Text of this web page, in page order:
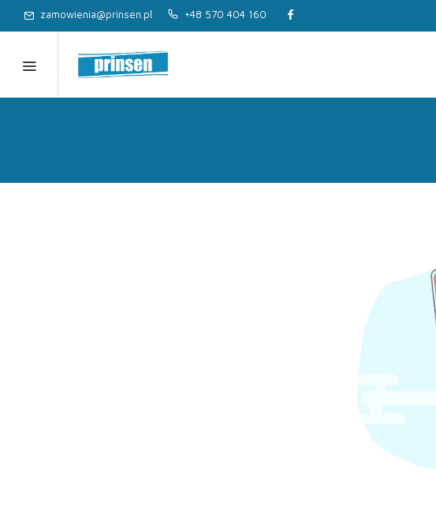
zamowienia@prinsen.pl +48 570 404 160